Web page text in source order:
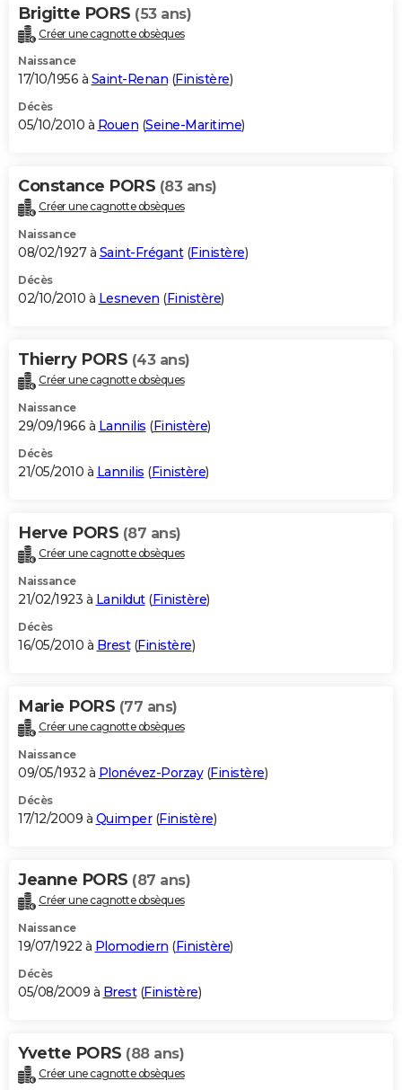
Brigitte PORS (53 ans)
Créer une cagnotte obsèques
Naissance
17/10/1956 à Saint-Renan (Finistère)
Décès
05/10/2010 à Rouen (Seine-Maritime)
Constance PORS (83 ans)
Créer une cagnotte obsèques
Naissance
08/02/1927 à Saint-Frégant(Finistère)
Décès
02/10/2010 à Lesneven (Finistère)
Thierry PORS (43 ans)
Créer une cagnotte obsèques
Naissance
29/09/1966 à Lannilis (Finistère)
Décès
21/05/2010 à Lannilis (Finistère)
Herve PORS (87 ans)
Créer une cagnotte obsèques
Naissance
21/02/1923 à Lanildut(Finistère)
Décès
16/05/2010 à Brest(Finistère)
Marie PORS (77 ans)
Créer une cagnotte obsèques
Naissance
09/05/1932 à Plonévez-Porzay(Finistère)
Décès
17/12/2009 à Quimper(Finistère)
Jeanne PORS (87 ans)
Créer une cagnotte obsèques
Naissance
19/07/1922 à Plomodiern (Finistère)
Décès
05/08/2009 à Brest(Finistère)
Yvette PORS (88 ans)
Créer une cagnotte obsèques